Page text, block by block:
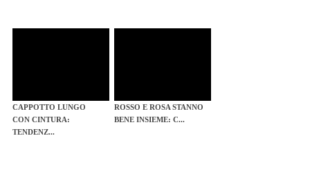
CAPPOTTO LUNGO
CON CINTURA:
TENDENZ...
ROSSO E ROSA STANNO
BENE INSIEME: C...